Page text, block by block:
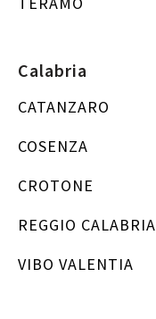
Calabria
CATANZARO
COSENZA
CROTONE
REGGIO CALABRIA
VIBO VALENTIA